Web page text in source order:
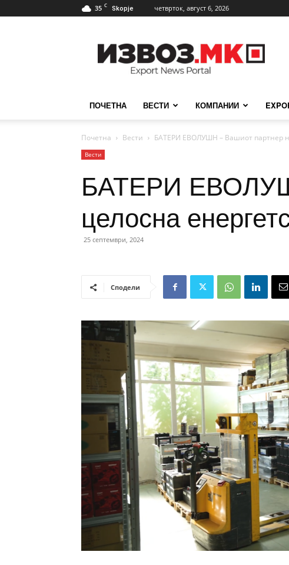
35 C Skopje четврток, август 6, 2026
ПОЧЕТНА ВЕСТИ КОМПАНИИ
Почетна Вести БАТЕРИ ЕВОЛУШН – Вашиот партнер
Вести
БАТЕРИ
целосна
25 септември, 2024
Сподели